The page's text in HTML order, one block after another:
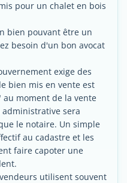
pour un chalet en bois
bien pouvant être un
besoin d'un bon avocat
exige des
bien mis en vente est
moment de la vente
sera
le notaire. Un simple
au cadastre et les
faire capoter une
utilisent souvent